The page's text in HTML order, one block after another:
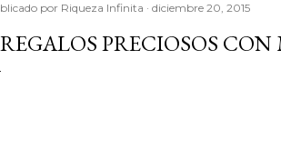
por Riqueza Infinita diciembre 20, 2015
PRECIOSOS CON